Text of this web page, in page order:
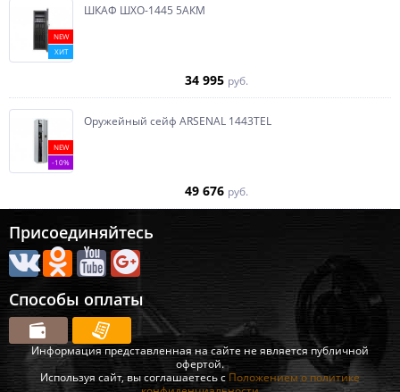
NEW
ХИТ
ШКАФ ШХО-1445 5АКМ
34 995 руб.
NEW
-10%
Оружейный сейф ARSENAL 1443ТEL
49 676 руб.
Присоединяйтесь
Способы оплаты
Информация представленная на сайте не является публичной
офертой.
Используя сайт, вы соглашаетесь с Положением о политике